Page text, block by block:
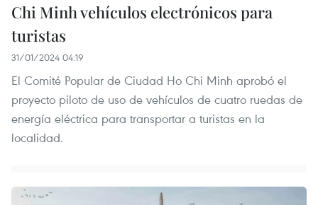
Chi Minh vehículos electrónicos para
turistas
31/01/2024 04:19
El Comité Popular de Ciudad Ho Chi Minh aprobó el
proyecto piloto de uso de vehículos de cuatro ruedas de
energía eléctrica para transportar a turistas en la
localidad.